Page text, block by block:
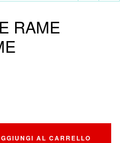
RAME
AL CARRELLO